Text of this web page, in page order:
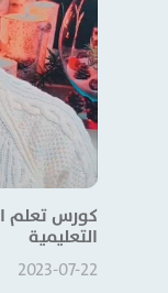
كورس تعلم
التعليمية
2023-07-22